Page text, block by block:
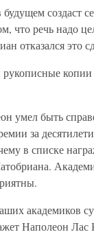
создаст
что речь надо
отказался это
копии
умел быть
за
в списке
академиков
Наполеон Лас